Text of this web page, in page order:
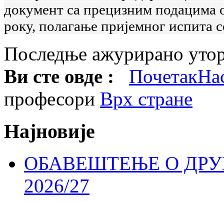
документ са прецизним подацима
року, полагање пријемног испита
Последње ажурирано
Ви сте овде :
Почетак
професори Врх стране
Најновије
ОБАВЕШТЕЊЕ О
2026/27